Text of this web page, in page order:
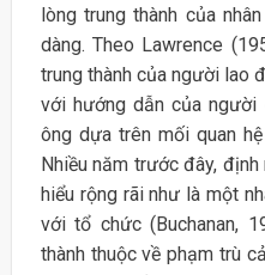
lòng trung thành của
dàng. Theo Lawrence
trung thành của người lao
với hướng dẫn của
ông dựa trên mối quan
Nhiều năm trước đây,
hiểu rộng rãi như là một
với tổ chức (Buchanan,
thành thuộc về phạm trù